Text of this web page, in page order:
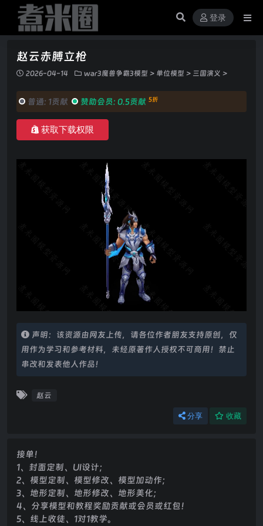
登录
赵云赤膊立枪
2026-04-14 war3魔兽争霸3模型 > 单位模型 > 三国演义 >
普通: 1贡献 赞助会员: 0.5贡献 5折
获取下载权限
声明：该资源由网友上传，请各位作者朋友支持原创，仅
用作为学习和参考材料，未经原著作人授权不可商用！禁止
串改和发表他人作品！
赵云
分享 收藏
接单！
1、封面定制、UI设计；
2、模型定制、模型修改、模型加动作；
3、地形定制、地形修改、地形美化；
4、分享模型和教程奖励贡献或会员或红包！
5、线上收徒、1对1教学。